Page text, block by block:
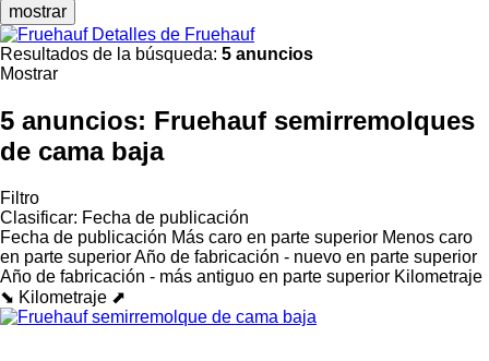
mostrar
Detalles de Fruehauf
Resultados de la búsqueda: 5 anuncios
Mostrar
5 anuncios: Fruehauf semirremolques
de cama baja
Filtro
Clasificar: Fecha de publicación
Fecha de publicación Más caro en parte superior Menos caro
en parte superiorAño de fabricación - nuevo en parte superior
Año de fabricación - más antiguo en parte superior Kilometraje
⬊ Kilometraje ⬈